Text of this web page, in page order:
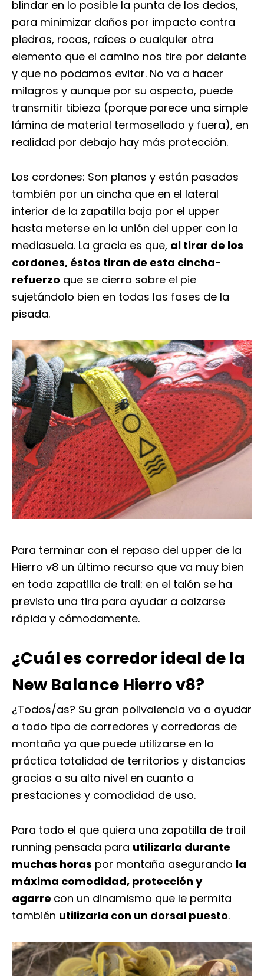
blindar en lo posible la punta de los dedos,
para minimizar daños por impacto contra
piedras, rocas, raíces o cualquier otra
elemento que el camino nos tire por delante
y que no podamos evitar. No va a hacer
milagros y aunque por su aspecto, puede
transmitir tibieza (porque parece una simple
lámina de material termosellado y fuera), en
realidad por debajo hay más protección.
Los cordones: Son planos y están pasados
también por un cincha que en el lateral
interior de la zapatilla baja por el upper
hasta meterse en la unión del upper con la
mediasuela. La gracia es que, al tirar de los
cordones, éstos tiran de esta cincha-
refuerzo que se cierra sobre el pie
sujetándolo bien en todas las fases de la
pisada.
Para terminar con el repaso del upper de la
Hierro v8 un último recurso que va muy bien
en toda zapatilla de trail: en el talón se ha
previsto una tira para ayudar a calzarse
rápida y cómodamente.
¿Cuál es corredor ideal de la
New Balance Hierro v8?
¿Todos/as? Su gran polivalencia va a ayudar
a todo tipo de corredores y corredoras de
montaña ya que puede utilizarse en la
práctica totalidad de territorios y distancias
gracias a su alto nivel en cuanto a
prestaciones y comodidad de uso.
Para todo el que quiera una zapatilla de trail
running pensada para utilizarla durante
muchas horas por montaña asegurando la
máxima comodidad, protección y
agarre con un dinamismo que le permita
también utilizarla con un dorsal puesto.